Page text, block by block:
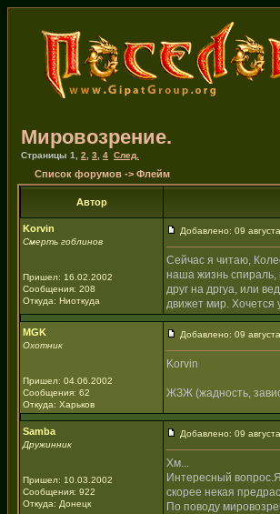
Мировозрение.
Страницы 1 2 3 4 След.
Список форумов -> Флейм
Автор
Korvin
Смерть гоблинов
Пришел: 16.02.2002
Сообщения: 208
Откуда: Ниоткуда
Добавлено: 09
Сейчас я читаю,
наша жизнь спираль,
друг на дргуа, или
движет мир. Хочется
MGK
Охотник
Пришел: 04.06.2002
Сообщения: 62
Откуда: Харьков
Добавлено: 09
Korvin
ЖЗЖ (жадность,
Samba
Дружинник
Пришел: 10.03.2002
Сообщения: 922
Откуда: Донецк
Добавлено: 09
Хм...
Интересный
скорее некая
По поводу